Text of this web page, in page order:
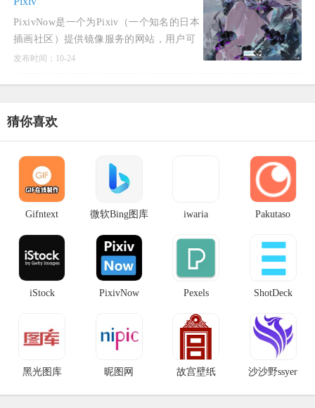
PixivNow是一个为Pixiv（一个知名的日本
插画社区）提供镜像服务的网站，用户可
以在无需登录的情况下直接在国内网络上
发布时间：10-24
猜你喜欢
Gifntext 微软Bing图库 iwaria Pakutaso
iStock PixivNow Pexels ShotDeck
黑光图库 昵图网 故宫壁纸 沙沙野ssyer